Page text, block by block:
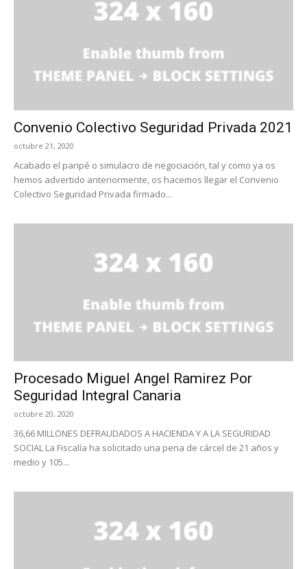
Convenio Colectivo Seguridad Privada 2021
octubre 21, 2020
Acabado el paripé o simulacro de negociación, tal y como ya os
hemos advertido anteriormente, os hacemos llegar el Convenio
Colectivo Seguridad Privada firmado...
Procesado Miguel Angel Ramirez Por
Seguridad Integral Canaria
octubre 20, 2020
36,66 MILLONES DEFRAUDADOS A HACIENDA Y A LA SEGURIDAD
SOCIAL La Fiscalía ha solicitado una pena de cárcel de 21 años y
medio y 105...